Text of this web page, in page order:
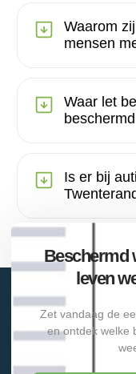
Waarom
mensen
Waar let
Is er bij
Beschermd
leven
Zet vandaag de
en ontdek welke